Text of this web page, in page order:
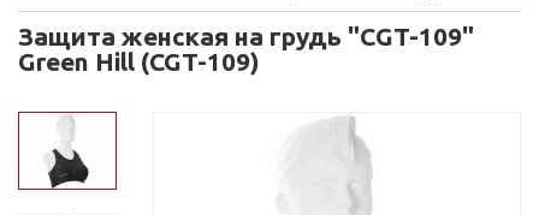
Защита женская на грудь "СGT-109"
Green Hill (CGT-109)